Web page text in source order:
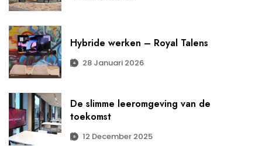
Hybride werken – Royal Talens
28 Januari 2026
De slimme leeromgeving van de
toekomst
12 December 2025